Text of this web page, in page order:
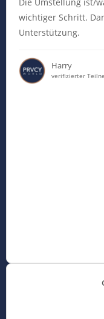
wichtiger Schritt.
Unterstützung.
Harry
verifizierter